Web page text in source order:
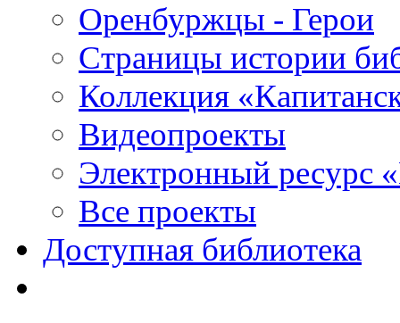
Оренбуржцы - Герои
Страницы истории
Коллекция
Видеопроекты
Электронный ресурс
Все проекты
Доступная библиотека